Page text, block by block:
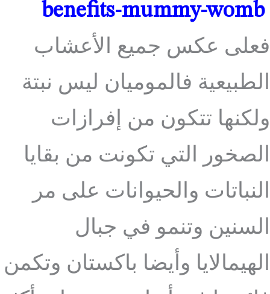
benefits-mummy-womb
فعلى عكس جميع الأعشاب
الطبيعية فالموميان ليس نبتة
ولكنها تتكون من إفرازات
الصخور التي تكونت من بقايا
النباتات والحيوانات على مر
السنين وتنمو في جبال
الهيمالايا وأيضا باكستان وتكمن